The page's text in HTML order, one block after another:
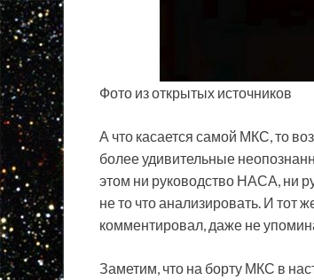
Фото из открытых источников
А что касается самой МКС, то
более удивительные
этом ни руководство НАСА, ни
не то что анализировать. И тот
комментировал, даже не
Заметим, что на борту МКС в